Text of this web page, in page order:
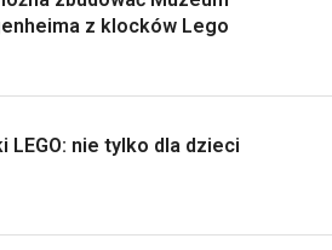
z klocków Lego
LEGO: nie tylko dla dzieci